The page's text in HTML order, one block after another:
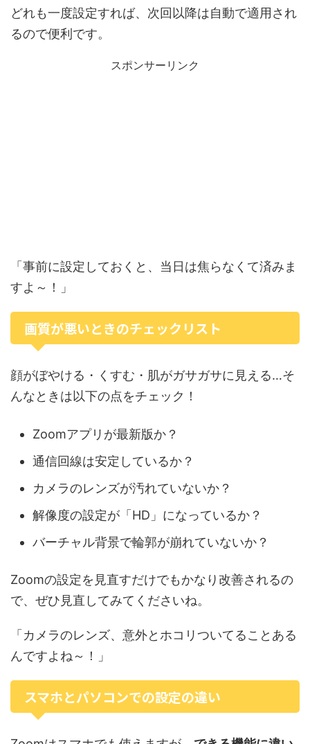
どれも一度設定すれば、次回以降は自動で適用され
るので便利です。
スポンサーリンク
「事前に設定しておくと、当日は焦らなくて済みま
すよ～！」
画質が悪いときのチェックリスト
顔がぼやける・くすむ・肌がガサガサに見える…そ
んなときは以下の点をチェック！
Zoomアプリが最新版か？
通信回線は安定しているか？
カメラのレンズが汚れていないか？
解像度の設定が「HD」になっているか？
バーチャル背景で輪郭が崩れていないか？
Zoomの設定を見直すだけでもかなり改善されるの
で、ぜひ見直してみてくださいね。
「カメラのレンズ、意外とホコリついてることある
んですよね～！」
スマホとパソコンでの設定の違い